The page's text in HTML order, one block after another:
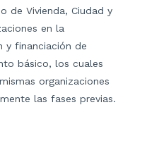
de Vivienda, Ciudad y
en la
y financiación de
básico, los cuales
organizaciones
las fases previas.